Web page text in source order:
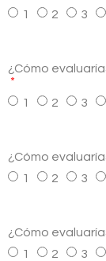
1
2 3
¿Cómo
1 2 3
¿Cómo
1
2 3
¿Cómo
1
2 3